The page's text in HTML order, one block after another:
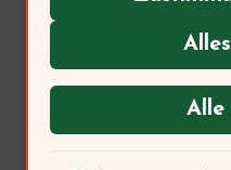
Thomas, 42
Hobbyläufer
Ich möchte
Ist das mit 42
Alle